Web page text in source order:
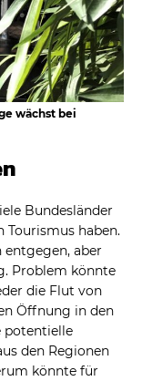
wächst bei
Bundesländer
haben.
aber
Problem könnte
die Flut von
Öffnung in den
potentielle
den Regionen
könnte für